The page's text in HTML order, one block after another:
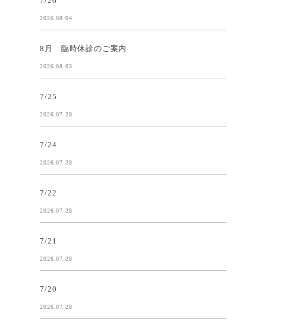
2026.08.04
8月 臨時休診のご案内
2026.08.03
7/25
2026.07.28
7/24
2026.07.28
7/22
2026.07.28
7/21
2026.07.28
7/20
2026.07.28